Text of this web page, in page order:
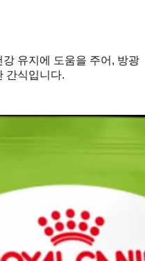
유지에 도움을 주어, 방광
간식입니다.